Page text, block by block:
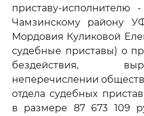
приставу-
Чамзинскому району
Мордовия Куликовой
судебные приставы) о
бездействия,
неперечислении
отдела судебных
в размере 87 673 109